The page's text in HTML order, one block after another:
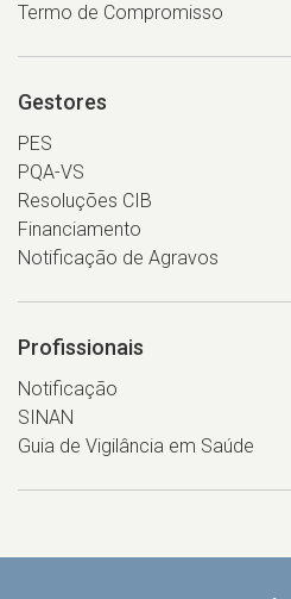
Termo de Compromisso
Gestores
PES
PQA-VS
Resoluções CIB
Financiamento
Notificação de Agravos
Profissionais
Notificação
SINAN
Guia de Vigilância em Saúde